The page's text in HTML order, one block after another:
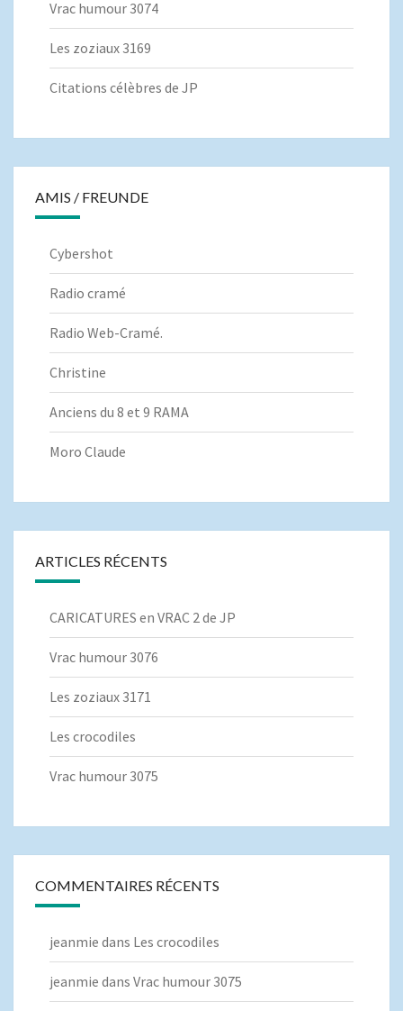
Vrac humour 3074
Les zoziaux 3169
Citations célèbres de JP
AMIS / FREUNDE
Cybershot
Radio cramé
Radio Web-Cramé.
Christine
Anciens du 8 et 9 RAMA
Moro Claude
ARTICLES RÉCENTS
CARICATURES en VRAC 2 de JP
Vrac humour 3076
Les zoziaux 3171
Les crocodiles
Vrac humour 3075
COMMENTAIRES RÉCENTS
jeanmie dans Les crocodiles
jeanmie dans Vrac humour 3075